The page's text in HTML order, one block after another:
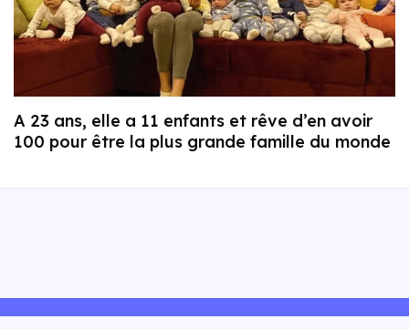
A 23 ans, elle a 11 enfants et rêve d’en avoir
100 pour être la plus grande famille du monde